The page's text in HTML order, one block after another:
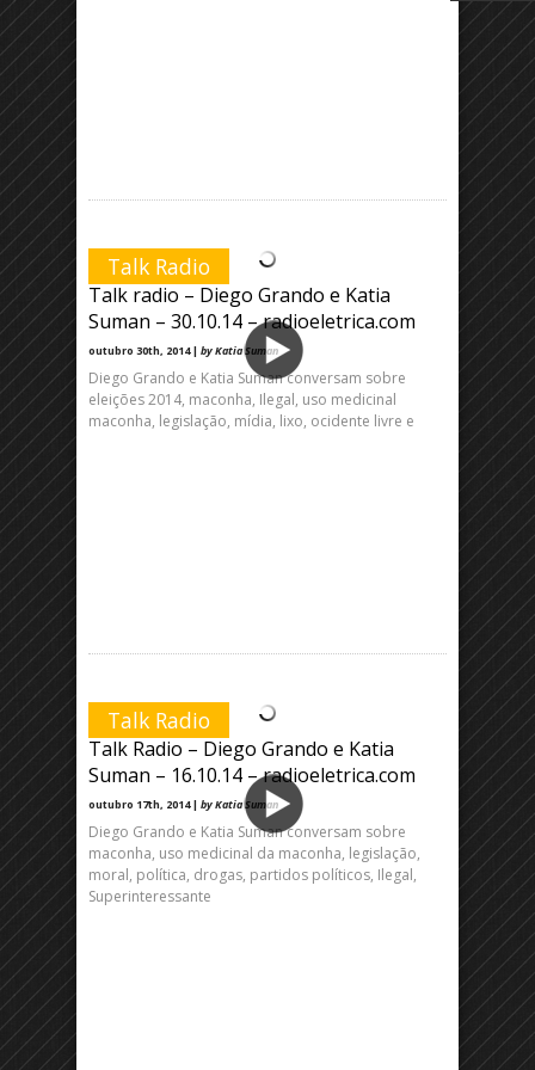
Talk Radio
Talk radio – Diego Grando e Katia
Suman – 30.10.14 – radioeletrica.com
outubro 30th, 2014 | by Katia Suman
Diego Grando e Katia Suman conversam sobre
eleições 2014, maconha, Ilegal, uso medicinal
maconha, legislação, mídia, lixo, ocidente livre e
Talk Radio
Talk Radio – Diego Grando e Katia
Suman – 16.10.14 – radioeletrica.com
outubro 17th, 2014 | by Katia Suman
Diego Grando e Katia Suman conversam sobre
maconha, uso medicinal da maconha, legislação,
moral, política, drogas, partidos políticos, Ilegal,
Superinteressante